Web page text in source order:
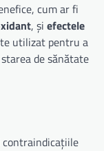
cum ar fi
, și efectele
utilizat pentru a
de sănătate
contraindicațiile